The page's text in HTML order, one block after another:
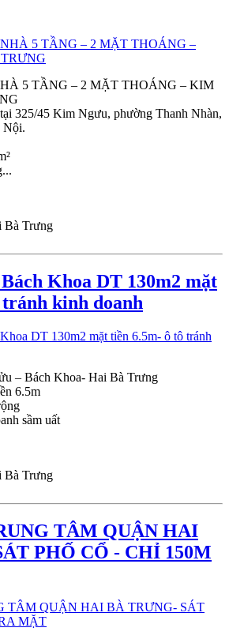
5 TẦNG – 2 MẶT THOÁNG – KIM
325/45 Kim Ngưu, phường Thanh Nhàn,
Nội.
Bà Trưng
Khoa DT 130m2 mặt
kinh doanh
– Bách Khoa- Hai Bà Trưng
6.5m
sầm uất
Bà Trưng
TÂM QUẬN HAI
PHỐ CỔ - CHỈ 150M